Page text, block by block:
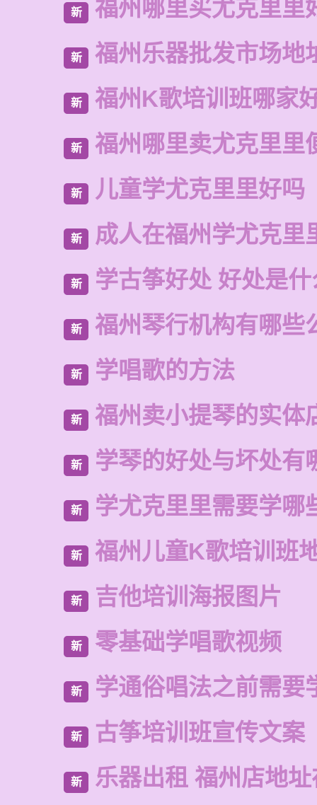
新 福州哪里买尤克里里
新 福州乐器批发市场地
新 福州K歌培训班哪家
新 福州哪里卖尤克里里
新 儿童学尤克里里好吗
新 成人在福州学尤克里
新 学古筝好处 好处是什
新 福州琴行机构有哪些
新 学唱歌的方法
新 福州卖小提琴的实体
新 学琴的好处与坏处有
新 学尤克里里需要学哪
新 福州儿童K歌培训班
新 吉他培训海报图片
新 零基础学唱歌视频
新 学通俗唱法之前需要
新 古筝培训班宣传文案
新 乐器出租 福州店地